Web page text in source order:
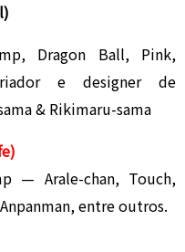
Dragon Ball, Pink,
e designer de
& Rikimaru-sama
— Arale-chan, Touch,
entre outros.